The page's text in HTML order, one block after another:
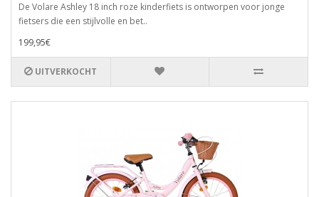
De Volare Ashley 18 inch roze kinderfiets is ontworpen voor jonge
fietsers die een stijlvolle en bet..
199,95€
UITVERKOCHT